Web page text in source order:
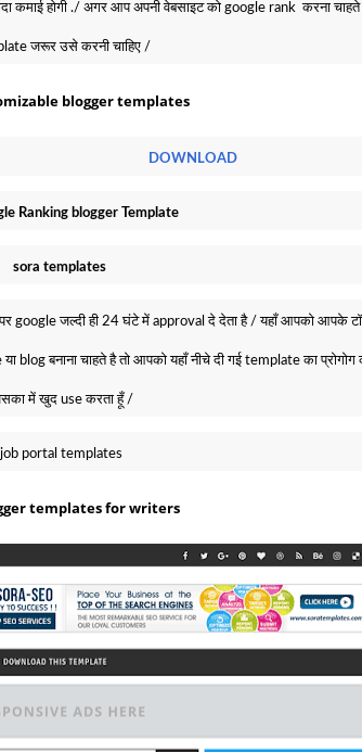
कमाई होगी ./ अगर आप अपनी वेबसाइट को google rank करना
जरूर उसे करनी चाहिए /
blogger templates
DOWNLOAD
Ranking blogger Template
sora templates
google जल्दी ही 24 घंटे में approval दे देता है / यहाँ आपको आपके
blog बनाना चाहते है तो आपको यहाँ नीचे दी गई template का
में खुद use करता हूँ /
job portal templates
templates for writers